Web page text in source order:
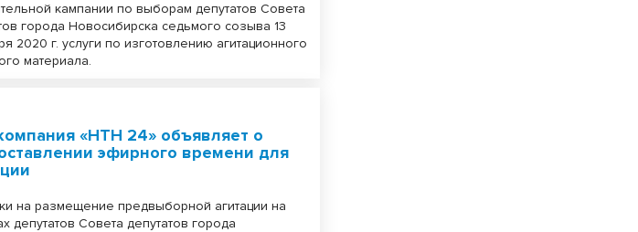
кампании по выборам депутатов Совета
города Новосибирска седьмого созыва 13
2020 г. услуги по изготовлению агитационного
материала.
«НТН 24» объявляет о
эфирного времени для
на размещение предвыборной агитации на
депутатов Совета депутатов города